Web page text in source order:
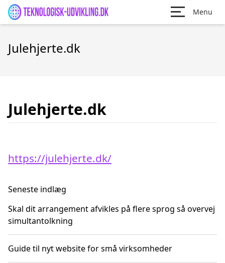
Menu
Julehjerte.dk
Julehjerte.dk
https://julehjerte.dk/
Seneste indlæg
Skal dit arrangement afvikles på flere sprog så overvej
simultantolkning
Guide til nyt website for små virksomheder